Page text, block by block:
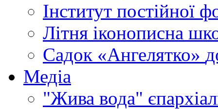
Інститут постійної
Літня іконописна
Садок «Ангелятко»
Медіа
"Жива вода"